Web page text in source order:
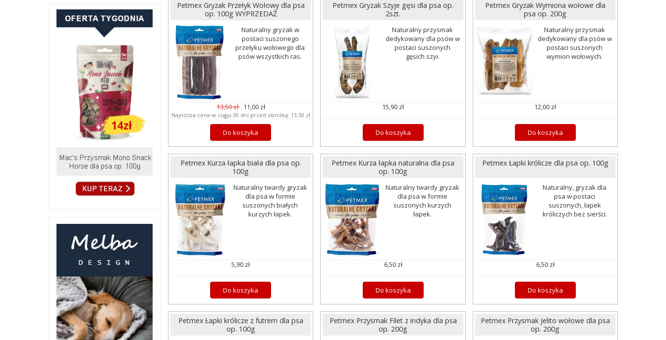
Petmex Gryzak Przełyk Wołowy dla psa
op. 100g WYPRZEDAŻ
Naturalny gryzak w
postaci suszonego
przełyku wołowego dla
psów wszystkich ras.
13,50 zł 11,00 zł
Najniższa cena w ciągu 30 dni przed obniżką: 13,50 zł
Do koszyka
Petmex Gryzak Szyje gęsi dla psa op.
2szt.
Naturalny przysmak
dedykowany dla psów w
postaci suszonych
gęsich szyi.
15,90 zł
Do koszyka
Petmex Gryzak Wymiona wołowe dla
psa op. 200g
Naturalny przysmak
dedykowany dla psów w
postaci suszonych
wymion wołowych.
12,00 zł
Do koszyka
Petmex Kurza łapka biała dla psa op.
100g
Naturalny twardy gryzak
dla psa w formie
suszonych białych
kurzych łapek.
5,90 zł
Do koszyka
Petmex Kurza łapka naturalna dla psa
op. 100g
Naturalny twardy gryzak
dla psa w formie
suszonych kurzych
łapek.
6,50 zł
Do koszyka
Petmex Łapki królicze dla psa op. 100g
Naturalny, gryzak dla
psa w postaci
suszonych, łapek
króliczych bez sierści.
6,50 zł
Do koszyka
Petmex Łapki królicze z futrem dla psa
op. 100g
Petmex Przysmak Filet z indyka dla psa
op. 200g
Petmex Przysmak Jelito wołowe dla psa
op. 200g